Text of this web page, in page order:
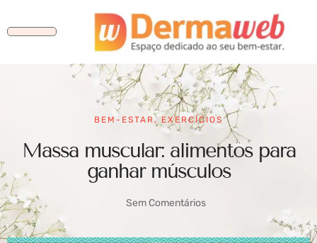
BEM-ESTAR, EXERCÍCIOS
Massa muscular: alimentos para
ganhar músculos
Sem Comentários